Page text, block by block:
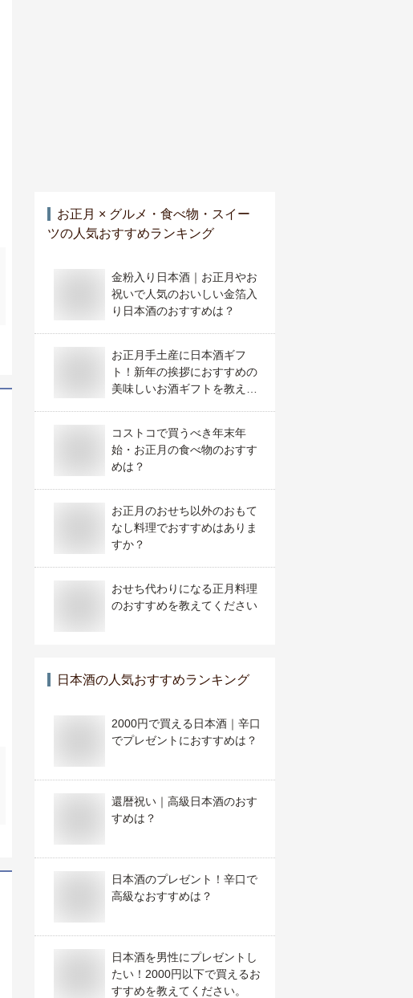
お正月 × グルメ・食べ物・スイー
ツの人気おすすめランキング
金粉入り日本酒｜お正月やお
祝いで人気のおいしい金箔入
り日本酒のおすすめは？
お正月手土産に日本酒ギフ
ト！新年の挨拶におすすめの
美味しいお酒ギフトを教え
コストコで買うべき年末年
始・お正月の食べ物のおすす
めは？
お正月のおせち以外のおもて
なし料理でおすすめはありま
すか？
おせち代わりになる正月料理
のおすすめを教えてください
日本酒の人気おすすめランキング
2000円で買える日本酒｜辛口
でプレゼントにおすすめは？
還暦祝い｜高級日本酒のおす
すめは？
日本酒のプレゼント！辛口で
高級なおすすめは？
日本酒を男性にプレゼントし
たい！2000円以下で買えるお
すすめを教えてください。